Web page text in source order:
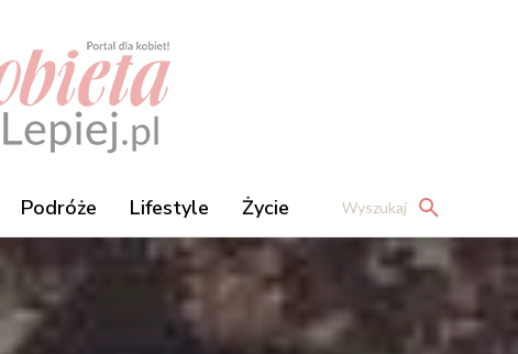
Podróże Lifestyle Życie Wyszukaj